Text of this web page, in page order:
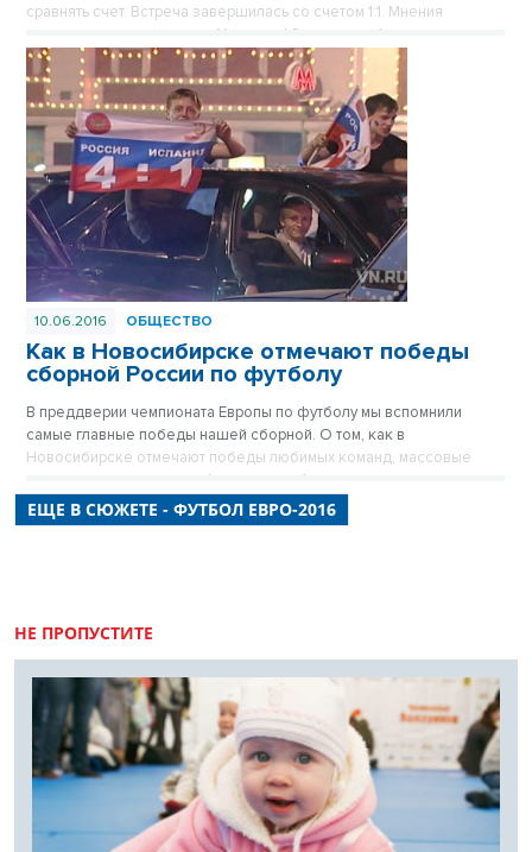
сравнять счет. Встреча завершилась со счетом 1:1. Мнения
полярно разделились: от «Молодцы! Здорово рубились» до
«Хоккей смотреть интереснее».
10.06.2016 ОБЩЕСТВО
Как в Новосибирске отмечают победы
сборной России по футболу
В преддверии чемпионата Европы по футболу мы вспомнили
самые главные победы нашей сборной. О том, как в
Новосибирске отмечают победы любимых команд, массовые
гуляния разукрашенных фанатов, пробки на улицах в три часа
ночи и показательные сожжения спортивной атрибутики команд-
противников в материале корреспондента VN.ru.
ЕЩЕ В СЮЖЕТЕ - ФУТБОЛ ЕВРО-2016
НЕ ПРОПУСТИТЕ